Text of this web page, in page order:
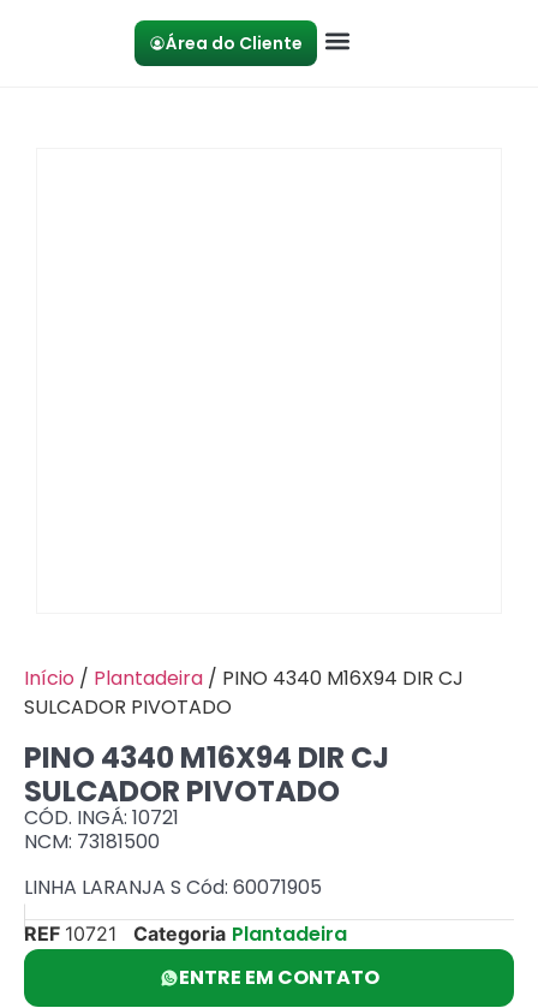
Área do Cliente
Início / Plantadeira / PINO 4340 M16X94 DIR CJ
SULCADOR PIVOTADO
PINO 4340 M16X94 DIR CJ
SULCADOR PIVOTADO
CÓD. INGÁ: 10721
NCM: 73181500
LINHA LARANJA S Cód: 60071905
REF 10721 Categoria Plantadeira
ENTRE EM CONTATO